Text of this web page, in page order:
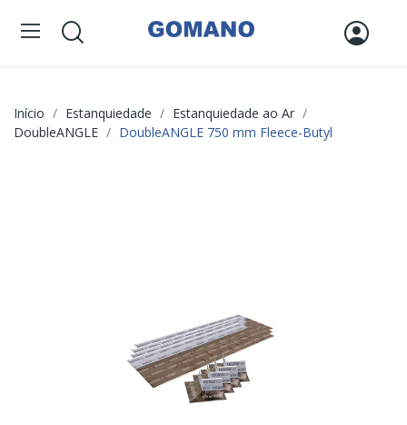
Início Estanquiedade
Estanquiedade ao Ar
DoubleANGLE
DoubleANGLE 750 mm Fleece-Butyl